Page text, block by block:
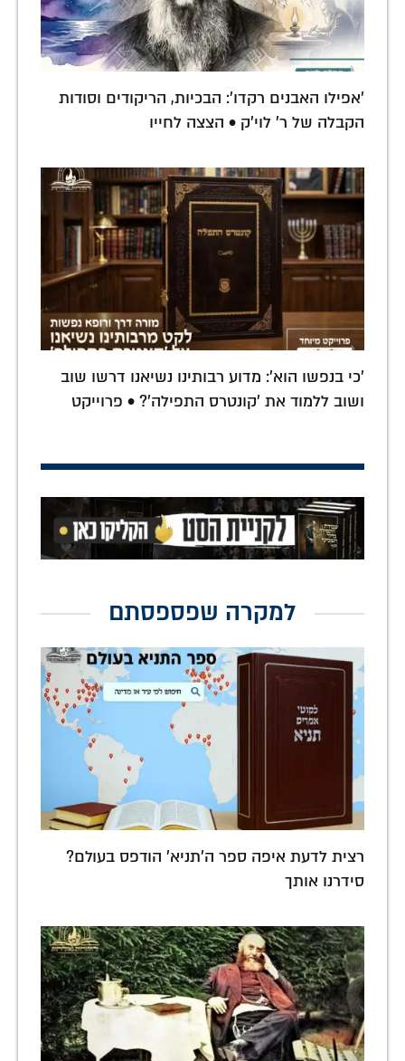
'אפילו האבנים רקדו': הבכיות, הריקודים וסודות
הקבלה של ר' לוי'ק • הצצה לחייו
'כי בנפשו הוא': מדוע רבותינו נשיאנו דרשו שוב
ושוב ללמוד את 'קונטרס התפילה'? • פרוייקט
למקרה שפספסתם
רצית לדעת איפה ספר ה'תניא' הודפס בעולם?
סידרנו אותך